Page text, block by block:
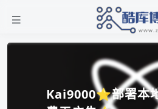
Kai9000⭐部署本